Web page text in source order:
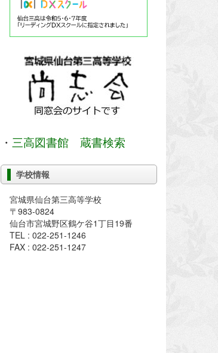
・ 三高図書館 蔵書検索
学校情報
宮城県仙台第三高等学校
〒983-0824
仙台市宮城野区鶴ケ谷1丁目19番
TEL : 022-251-1246
FAX : 022-251-1247